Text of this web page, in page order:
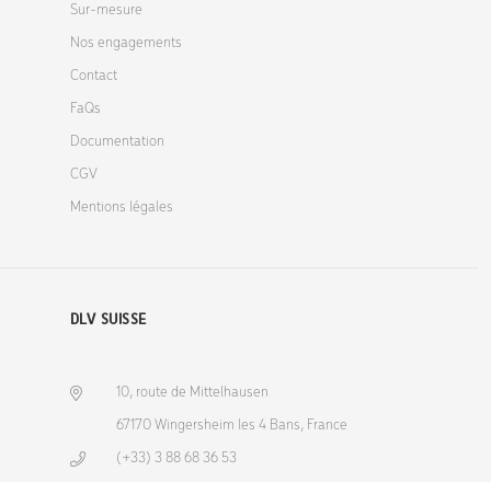
Sur-mesure
Nos engagements
Contact
FaQs
Documentation
CGV
Mentions légales
DLV SUISSE
10, route de Mittelhausen
67170 Wingersheim les 4 Bans, France
(+33) 3 88 68 36 53